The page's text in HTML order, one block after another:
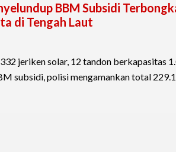
BBM Subsidi
di Tengah Laut
jeriken solar, 12 tandon berkapasitas
subsidi, polisi mengamankan total